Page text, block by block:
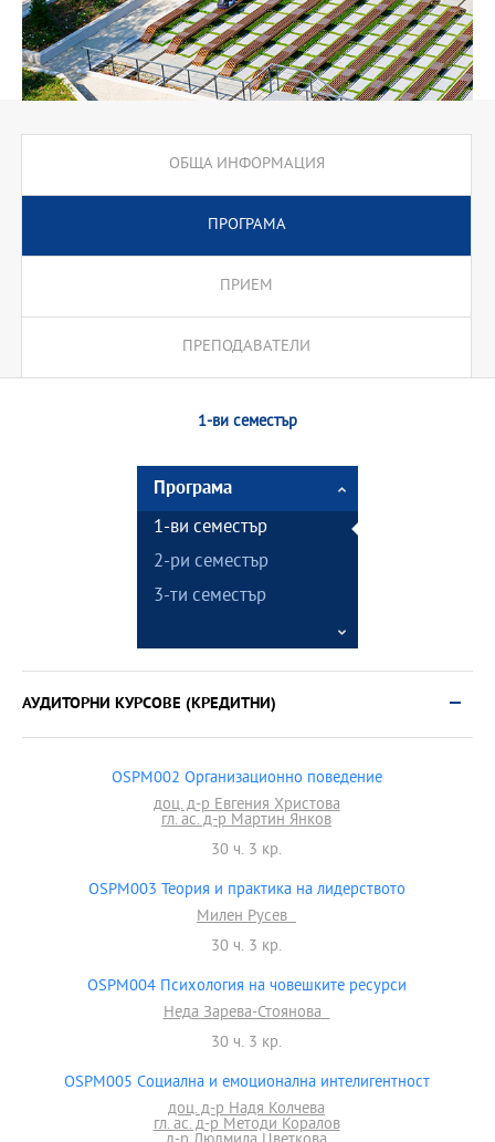
ОБЩА ИНФОРМАЦИЯ
ПРОГРАМА
ПРИЕМ
ПРЕПОДАВАТЕЛИ
1-ви семестър
Програма
1-ви семестър
2-ри семестър
3-ти семестър
АУДИТОРНИ КУРСОВЕ (КРЕДИТНИ)
OSPM002 Организационно поведение
доц. д-р Евгения Христова
гл. ас. д-р Мартин Янков
30 ч. 3 кр.
OSPM003 Теория и практика на лидерството
Милен Русев
30 ч. 3 кр.
OSPM004 Психология на човешките ресурси
Неда Зарева-Стоянова
30 ч. 3 кр.
OSPM005 Социална и емоционална интелигентност
доц. д-р Надя Колчева
гл. ас. д-р Методи Коралов